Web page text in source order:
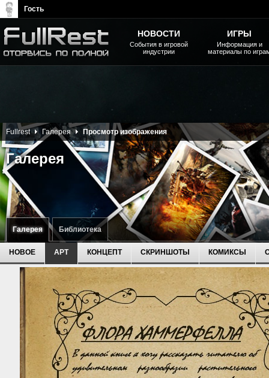
Галерея Библиотека
Галерея
Fullrest Галерея Просмотр изображения
НОВОЕ АРТ КОНЦЕПТ СКРИНШОТЫ КОМИКСЫ
НОВОСТИ
События в игровой
индустрии
ИГРЫ
Информация и
материалы по
Гость